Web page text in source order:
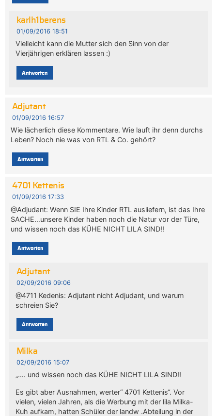
karlh1berens
01/09/2016 18:51
Vielleicht kann die Mutter sich den Sinn von der
Vierjährigen erklären lassen :)
Antworten
Adjutant
01/09/2016 16:57
Wie lächerlich diese Kommentare. Wie lauft ihr denn durchs
Leben? Noch nie was von RTL & Co. gehört?
Antworten
4701 Kettenis
01/09/2016 17:33
@Adjudant: Wenn SIE Ihre Kinder RTL ausliefern, ist das Ihre
SACHE…unsere Kinder haben noch die Natur vor der Türe,
und wissen noch das KÜHE NICHT LILA SIND!!
Antworten
Adjutant
02/09/2016 09:06
@4711 Kedenis: Adjutant nicht Adjudant, und warum
schreien Sie?
Antworten
Milka
02/09/2016 15:07
„…. und wissen noch das KÜHE NICHT LILA SIND!!
Es gibt aber Ausnahmen, werter“ 4701 Kettenis“. Vor
vielen, vielen Jahren, als die Werbung mit der lila Milka-
Kuh aufkam, hatten Schüler der landw .Abteilung in der